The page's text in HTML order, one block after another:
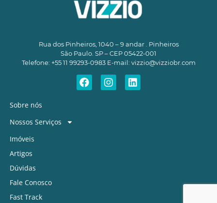
Rua dos Pinheiros, 1040 – 9 andar . Pinheiros
São Paulo. SP – CEP 05422-001
Telefone: +55 11 99293-0983 E-mail: vizzio@vizziobr.com
Sobre nós
Nossos Serviços
Imóveis
Artigos
Dúvidas
Fale Conosco
Fast Track